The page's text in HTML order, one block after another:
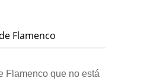
Flamenco
Flamenco que no está